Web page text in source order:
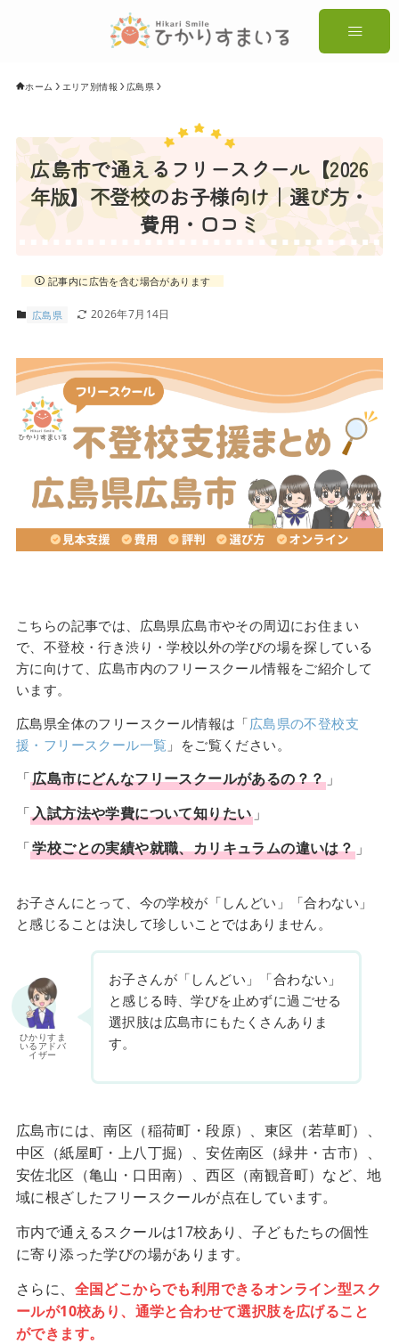
ホーム エリア別情報 広島県
広島市で通えるフリースクール【2026
年版】不登校のお子様向け｜選び方・
費用・口コミ
記事内に広告を含む場合があります
広島県 2026年7月14日
こちらの記事では、広島県広島市やその周辺にお住まい
で、不登校・行き渋り・学校以外の学びの場を探している
方に向けて、広島市内のフリースクール情報をご紹介して
います。
広島県全体のフリースクール情報は「広島県の不登校支
援・フリースクール一覧 」をご覧ください。
「広島市にどんなフリースクールがあるの？？ 」
「入試方法や学費について知りたい 」
「学校ごとの実績や就職、カリキュラムの違いは？ 」
お子さんにとって、今の学校が「しんどい」「合わない」
と感じることは決して珍しいことではありません。
ひかりすま
いるアドバ
イザー
お子さんが「しんどい」「合わない」
と感じる時、学びを止めずに過ごせる
選択肢は広島市にもたくさんありま
す。
広島市には、南区（稲荷町・段原）、東区（若草町）、
中区（紙屋町・上八丁掘）、安佐南区（緑井・古市）、
安佐北区（亀山・口田南）、西区（南観音町）など、地
域に根ざしたフリースクールが点在しています。
市内で通えるスクールは17校あり、子どもたちの個性
に寄り添った学びの場があります。
さらに、 全国どこからでも利用できるオンライン型スク
ールが10校あり、通学と合わせて選択肢を広げること
ができます。